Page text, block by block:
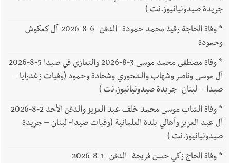
جريدة صيدونيانيوز.نت )
*
وفاة الحاجة رقية محمد حمودة -الدفن -6-8-2026-آل كعكوش
وحمودة
*
وفاة مصطفى محمد موسى 3-8-2026 والتعازي في صيدا 5-8-2026
آل موسى وناصر وشهاب والشحوري وشحادة وحمود (وفيات زغدرايا –
صيدا – لبنان- جريدة صيدونيانيوز.نت )
*
وفاة الشاب موسى محمد خلف عبد العزيز والدفن الأحد 2-8-2026
آل عبد العزيز وأهالي بلدة العلمانية (وفيات صيدا- لبنان – جريدة
صيدونيانيوز.نت )
*وفاة الحاج زكي حسن فريجة -الدفن -1-8-2026